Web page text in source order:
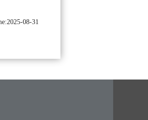
08-31